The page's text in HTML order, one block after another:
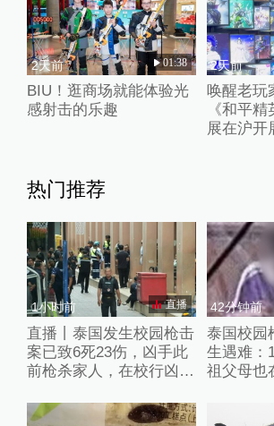
2天前 01:38
BIU！逛商场就能体验光
感射击的乐趣
2天前
唤醒老玩
《和平
展在沪开
热门推荐
1小时前 直播
直播丨泰国发生校园枪击
案已致6死23伤，凶手此
前枪杀家人，在校行凶后
42分钟前
泰国校园
生遇难：
祖父母也